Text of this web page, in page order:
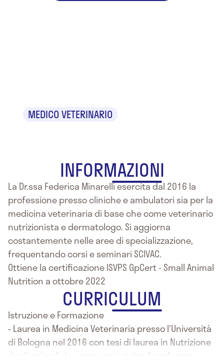
MEDICO VETERINARIO
INFORMAZIONI
La Dr.ssa Federica Minarelli esercita dal 2016 la
professione presso cliniche e ambulatori sia per la
medicina veterinaria di base che come veterinario
nutrizionista e dermatologo. Si aggiorna
costantemente nelle aree di specializzazione,
frequentando corsi e seminari SCIVAC.
Ottiene la certificazione ISVPS GpCert - Small Animal
Nutrition a ottobre 2022
CURRICULUM
Istruzione e Formazione
- Laurea in Medicina Veterinaria presso l'Università
di Bologna nel 2016 con tesi di laurea in Nutrizione
degli animali da compagnia, tutor il professor